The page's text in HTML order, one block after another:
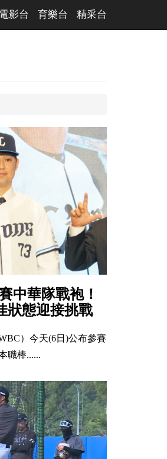
電影台 育樂台 精采台
中華隊戰袍！
狀態迎接挑戰
）今天(6日)公布參賽
職棒......